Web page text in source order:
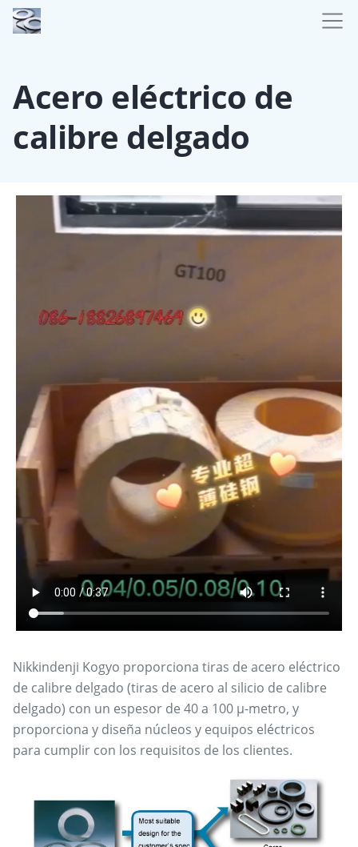
Acero eléctrico de
calibre delgado
Nikkindenji Kogyo proporciona tiras de acero eléctrico
de calibre delgado (tiras de acero al silicio de calibre
delgado) con un espesor de 40 a 100 μ-metro, y
proporciona y diseña núcleos y equipos eléctricos
para cumplir con los requisitos de los clientes.